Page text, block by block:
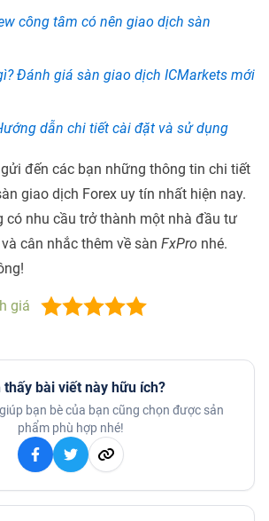
công tâm có nên giao dịch sàn
Đánh giá sàn giao dịch ICMarkets mới
dẫn chi tiết cài đặt và sử dụng
đến các bạn những thông tin chi tiết
giao dịch Forex uy tín nhất hiện nay.
có nhu cầu trở thành một nhà đầu tư
cân nhắc thêm về sàn FxPro nhé.
giá
thấy bài viết này hữu ích?
bạn bè của bạn cũng chọn được sản
phẩm phù hợp nhé!